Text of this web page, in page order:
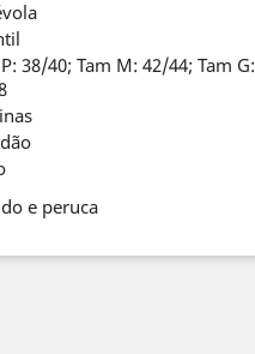
38/40; Tam M: 42/44; Tam G:
e peruca